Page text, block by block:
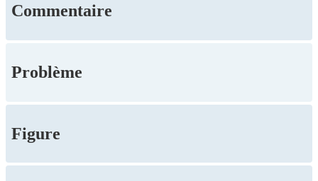
Commentaire
Problème
Figure